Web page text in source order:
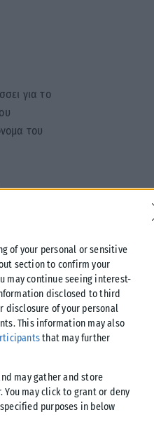
of your personal or sensitive
section to confirm your
may continue seeing interest-
disclosed to third
disclosure of your personal
This information may also
that may further
may gather and store
may click to grant or deny
purposes in below
για το
του
είδη